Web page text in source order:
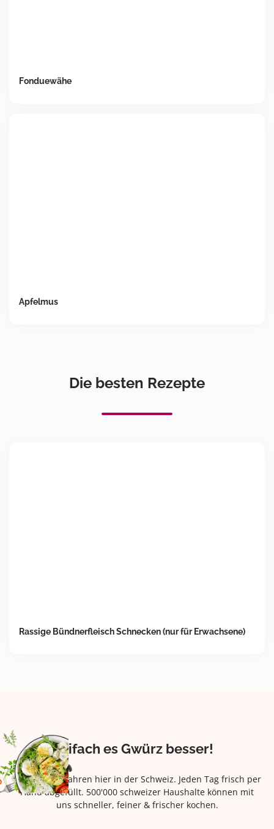
Fonduewähe
Apfelmus
Die besten Rezepte
Rassige Bündnerfleisch Schnecken (nur für Erwachsene)
Eifach es Gwürz besser!
Seit über 42 Jahren hier in der Schweiz. Jeden Tag frisch per
Hand abgefüllt. 500'000 schweizer Haushalte können mit
uns schneller, feiner & frischer kochen.